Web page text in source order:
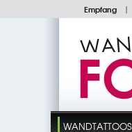
Empfang |
WANDTATTOOS